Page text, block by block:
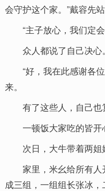
会守护这个家。”戴容先
“主子放心，我们定
众人都说了自己决心。
“好，我在此感谢各
来。
有了这些人，自己也
一顿饭大家吃的皆开
次日，大牛带着两姐
家里，米幺给所有
成三组，一组组长张冰